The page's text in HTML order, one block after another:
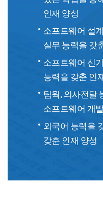
인재 양성
소프트웨어 설
실무 능력을 갖
소프트웨어 신
능력을 갖춘 인
팀웍, 의사전달
소프트웨어 개
외국어 능력을
갖춘 인재 양성